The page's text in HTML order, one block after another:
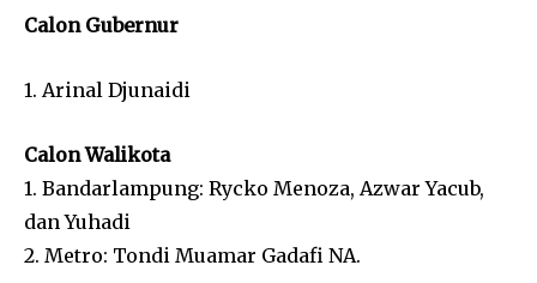
Calon Gubernur
1. Arinal Djunaidi
Calon Walikota
1. Bandarlampung: Rycko Menoza, Azwar Yacub,
dan Yuhadi
2. Metro: Tondi Muamar Gadafi NA.